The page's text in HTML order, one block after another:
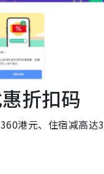
折扣码
港元、住宿减高